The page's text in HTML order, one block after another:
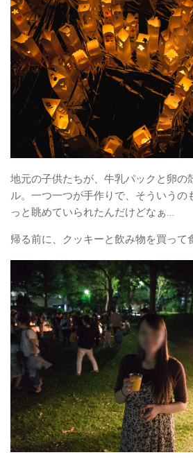
地元の子供たちが、牛乳パックと卵の
ル。一つ一つが手作りで、そういうの
っと眺めていられたんだけどなぁ…
帰る前に、クッキーと飲み物を買って